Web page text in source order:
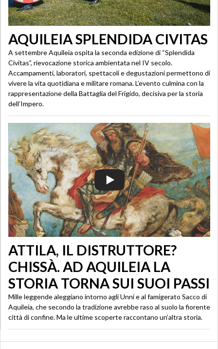
AQUILEIA SPLENDIDA CIVITAS
A settembre Aquileia ospita la seconda edizione di “Splendida
Civitas”, rievocazione storica ambientata nel IV secolo.
Accampamenti, laboratori, spettacoli e degustazioni permettono di
vivere la vita quotidiana e militare romana. L’evento culmina con la
rappresentazione della Battaglia del Frigido, decisiva per la storia
dell’Impero.
ATTILA, IL DISTRUTTORE?
CHISSÀ. AD AQUILEIA LA
STORIA TORNA SUI SUOI PASSI
Mille leggende aleggiano intorno agli Unni e al famigerato Sacco di
Aquileia, che secondo la tradizione avrebbe raso al suolo la fiorente
città di confine. Ma le ultime scoperte raccontano un’altra storia.